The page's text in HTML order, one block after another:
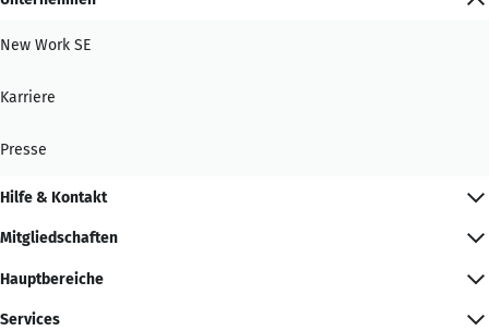
New Work SE
Karriere
Presse
Hilfe & Kontakt
Mitgliedschaften
Hauptbereiche
Services